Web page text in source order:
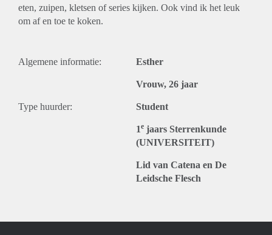
eten, zuipen, kletsen of series kijken. Ook vind ik het leuk
om af en toe te koken.
Algemene informatie: Esther
Vrouw, 26 jaar
Type huurder: Student
1e jaars Sterrenkunde
(UNIVERSITEIT)
Lid van Catena en De
Leidsche Flesch